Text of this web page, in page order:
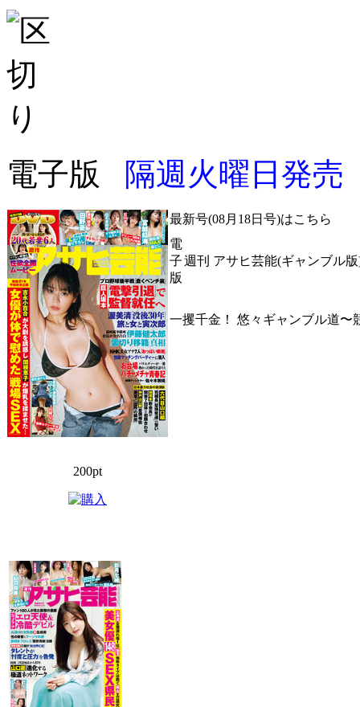
電子版 隔週火曜日発売
200pt
最新号(08月18日号)はこちら
電
子
版
週刊 アサヒ芸能(ギャンブル
一攫千金！ 悠々ギャンブル道〜